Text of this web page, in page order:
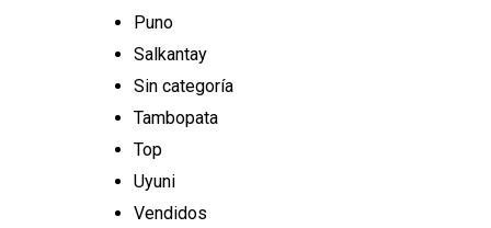
Puno
Salkantay
Sin categoría
Tambopata
Top
Uyuni
Vendidos